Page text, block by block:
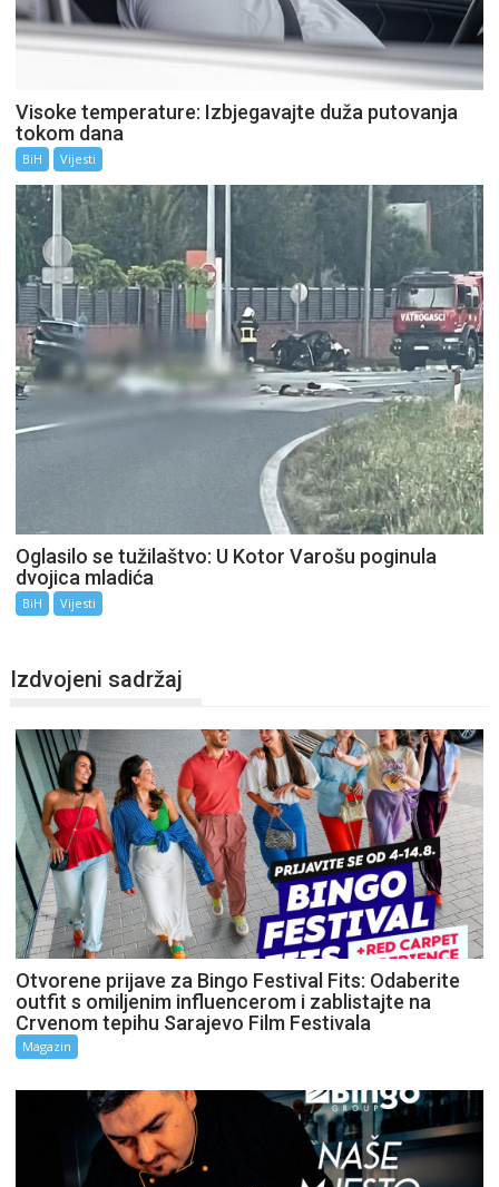
Visoke temperature: Izbjegavajte duža putovanja
tokom dana
BiH Vijesti
Oglasilo se tužilaštvo: U Kotor Varošu poginula
dvojica mladića
BiH Vijesti
Izdvojeni sadržaj
Otvorene prijave za Bingo Festival Fits: Odaberite
outfit s omiljenim influencerom i zablistajte na
Crvenom tepihu Sarajevo Film Festivala
Magazin